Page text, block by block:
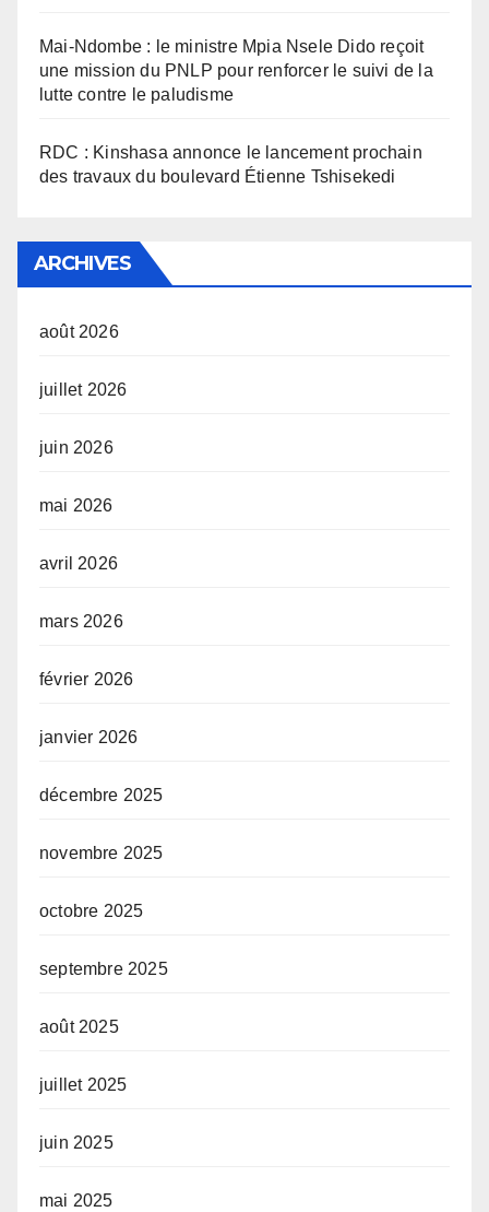
Mai-Ndombe : le ministre Mpia Nsele Dido reçoit
une mission du PNLP pour renforcer le suivi de la
lutte contre le paludisme
RDC : Kinshasa annonce le lancement prochain
des travaux du boulevard Étienne Tshisekedi
ARCHIVES
août 2026
juillet 2026
juin 2026
mai 2026
avril 2026
mars 2026
février 2026
janvier 2026
décembre 2025
novembre 2025
octobre 2025
septembre 2025
août 2025
juillet 2025
juin 2025
mai 2025